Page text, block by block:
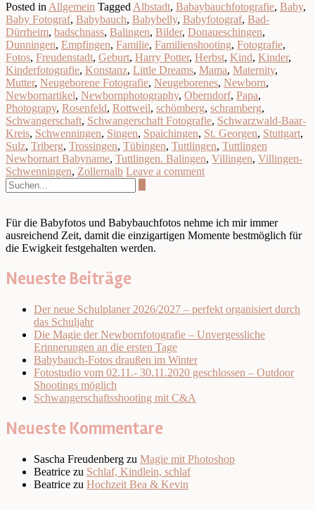
Posted in Allgemein Tagged Albstadt, Babaybauchfotografie, Baby,
Baby Fotograf, Babybauch, Babybelly, Babyfotograf, Bad-
Dürrheim, badschnass, Balingen, Bilder, Donaueschingen,
Dunningen, Empfingen, Familie, Familienshooting, Fotografie,
Fotos, Freudenstadt, Geburt, Harry Potter, Herbst, Kind, Kinder,
Kinderfotografie, Konstanz, Little Dreams, Mama, Maternity,
Mutter, Neugeborene Fotografie, Neugeborenes, Newborn,
Newbornartikel, Newbornphotography, Oberndorf, Papa,
Photograpy, Rosenfeld, Rottweil, schömberg, schramberg,
Schwangerschaft, Schwangerschaft Fotografie, Schwarzwald-Baar-
Kreis, Schwenningen, Singen, Spaichingen, St. Georgen, Stuttgart,
Sulz, Triberg, Trossingen, Tübingen, Tuttlingen, Tuttlingen
Newbornart Babyname, Tuttlingen. Balingen, Villingen, Villingen-
Schwenningen, Zollernalb Leave a comment
Für die Babyfotos und Babybauchfotos nehme ich mir immer
ausreichend Zeit, damit die einzigartigen Momente bestmöglich für
die Ewigkeit festgehalten werden.
Neueste Beiträge
Der neue Schulplaner 2026/2027 – perfekt organisiert durch
das Schuljahr
Die Magie der Newbornfotografie – Unvergessliche
Erinnerungen an die ersten Tage
Babybauch-Fotos draußen im Winter
Fotostudio vom 02.11.- 30.11.2020 geschlossen – Outdoor
Shootings möglich
Schwangerschaftsshooting mit C&A
Neueste Kommentare
Sascha Freudenberg zu Magie mit Photoshop
Beatrice zu Schlaf, Kindlein, schlaf
Beatrice zu Hochzeit Bea & Kevin